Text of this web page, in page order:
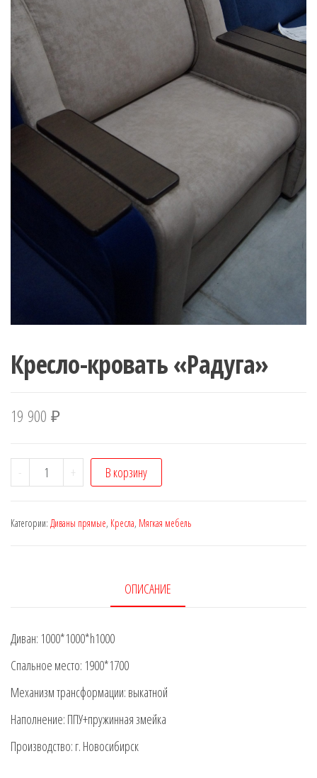
Кресло-кровать «Радуга»
19 900 ₽
-
Количество
Кресло-
"Радуга"
+ В корзину
Категории: Диваны прямые, Кресла, Мягкая мебель
ОПИСАНИЕ
Диван: 1000*1000*h1000
Спальное место: 1900*1700
Механизм трансформации: выкатной
Наполнение: ППУ+пружинная змейка
Производство: г. Новосибирск